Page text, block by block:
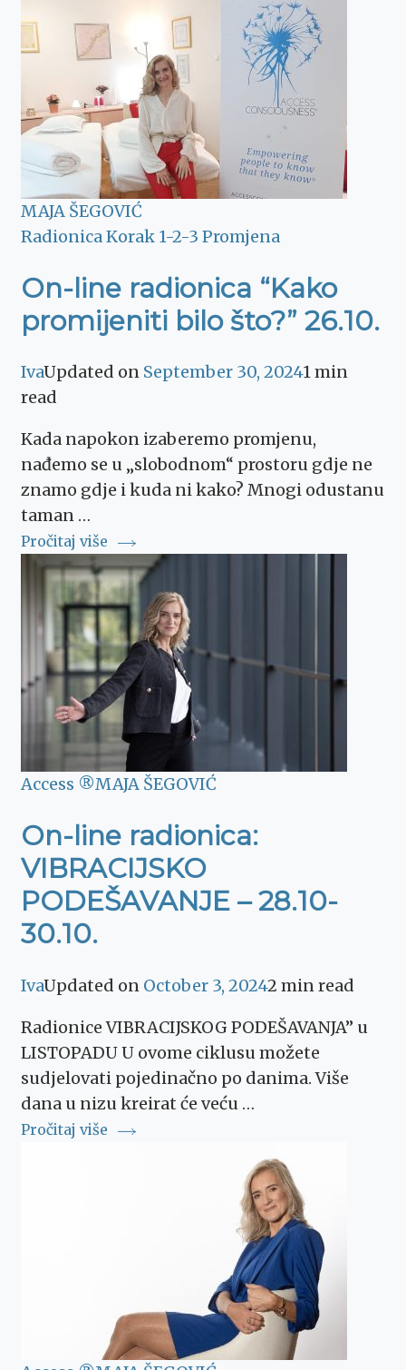
MAJA ŠEGOVIĆ
Radionica Korak 1-2-3 Promjena
On-line radionica “Kako
promijeniti bilo što?” 26.10.
IvaUpdated on September 30, 20241 min
read
Kada napokon izaberemo promjenu,
nađemo se u „slobodnom“ prostoru gdje ne
znamo gdje i kuda ni kako? Mnogi odustanu
taman …
Pročitaj više
Access ®MAJA ŠEGOVIĆ
On-line radionica:
VIBRACIJSKO
PODEŠAVANJE – 28.10-
30.10.
IvaUpdated on October 3, 20242 min read
Radionice VIBRACIJSKOG PODEŠAVANJA” u
LISTOPADU U ovome ciklusu možete
sudjelovati pojedinačno po danima. Više
dana u nizu kreirat će veću …
Pročitaj više